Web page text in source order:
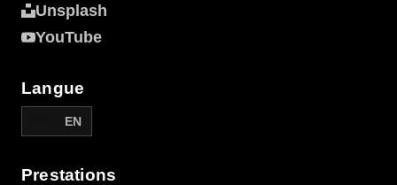
Unsplash
YouTube
Langue
EN
Prestations